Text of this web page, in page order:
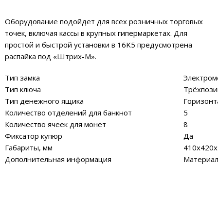
Оборудование подойдет для всех розничных торговых
точек, включая кассы в крупных гипермаркетах. Для
простой и быстрой установки в 16K5 предусмотрена
распайка под «Штрих-М».
Тип замка
Тип ключа
Тип денежного ящика
Количество отделений для банкнот
5
Количество ячеек для монет
8
Фиксатор купюр
Да
Габариты, мм
Дополнительная информация